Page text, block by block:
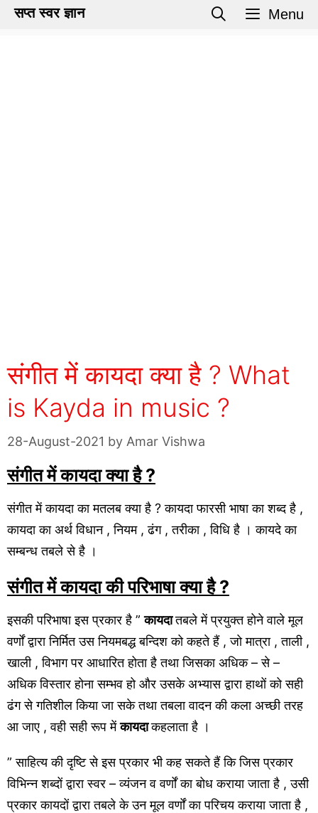
Skipसप्त स्वर ज्ञान Menu
संगीत में कायदा क्या है ? What
is Kayda in music ?
28-August-2021 by Amar Vishwa
संगीत में कायदा क्या है ?
संगीत में कायदा का मतलब क्या है ? कायदा फारसी भाषा का शब्द है ,
कायदा का अर्थ विधान , नियम , ढंग , तरीका , विधि है । कायदे का
सम्बन्ध तबले से है ।
संगीत में कायदा की परिभाषा क्या है ?
इसकी परिभाषा इस प्रकार है ”कायदातबले में प्रयुक्त होने वाले मूल
वर्णों द्वारा निर्मित उस नियमबद्ध बन्दिश को कहते हैं , जो मात्रा , ताली ,
खाली , विभाग पर आधारित होता है तथा जिसका अधिक – से –
अधिक विस्तार होना सम्भव हो और उसके अभ्यास द्वारा हाथों को सही
ढंग से गतिशील किया जा सके तथा तबला वादन की कला अच्छी तरह
आ जाए , वही सही रूप मेंकायदाकहलाता है ।
” साहित्य की दृष्टि से इस प्रकार भी कह सकते हैं कि जिस प्रकार
विभिन्न शब्दों द्वारा स्वर – व्यंजन व वर्णों का बोध कराया जाता है , उसी
प्रकार कायदों द्वारा तबले के उन मूल वर्णों का परिचय कराया जाता है ,